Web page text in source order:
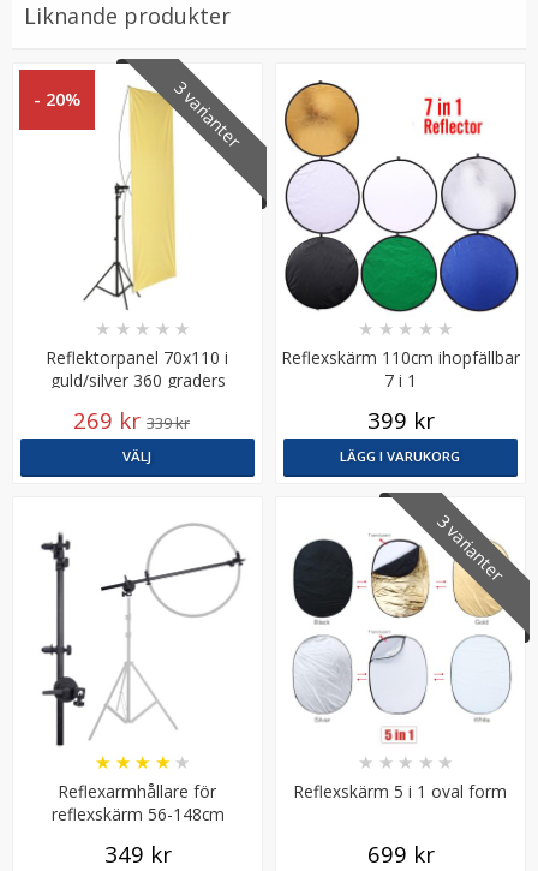
LÄGG I VARUKORG
Puluz PVC Pappersbakgrund 73x37cm svart, vit, gul
149 kr
LÄGG I VARUKORG
Ledbar Paraplyhållare med dubbla blixtfäste i metall
Liknande produkter
3 varianter
- 20%
Reflektorpanel 70x110 i
guld/silver 360 graders
★ ★ ★ ★ ★
269 kr 339 kr
VÄLJ
Reflexskärm 110cm ihopfällbar
7 i 1
★ ★ ★ ★ ★
399 kr
LÄGG I VARUKORG
Reflexarmhållare för
reflexskärm 56-148cm
★ ★ ★ ★ ★
349 kr
3 varianter
Reflexskärm 5 i 1 oval form
★ ★ ★ ★ ★
699 kr